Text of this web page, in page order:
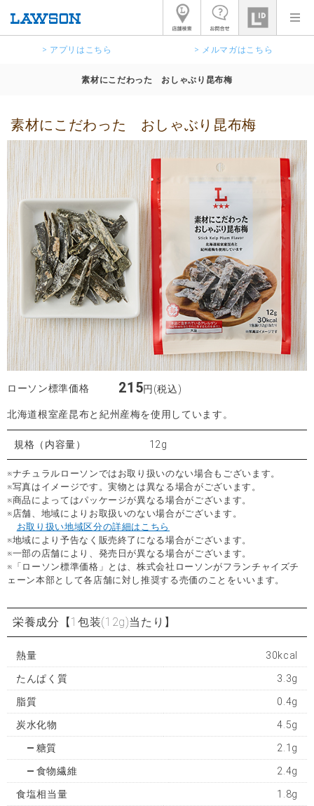
> アプリはこちら > メルマガはこちら
素材にこだわった おしゃぶり昆布梅
素材にこだわった おしゃぶり昆布梅
ローソン標準価格 215円(税込)
北海道根室産昆布と紀州産梅を使用しています。
規格（内容量） 12g
※ナチュラルローソンではお取り扱いのない場合もございます。
※写真はイメージです。実物とは異なる場合がございます。
※商品によってはパッケージが異なる場合がございます。
※店舗、地域によりお取扱いのない場合がございます。
お取り扱い地域区分の詳細はこちら
※地域により予告なく販売終了になる場合がございます。
※一部の店舗により、発売日が異なる場合がございます。
※「ローソン標準価格」とは、株式会社ローソンがフランチャイズチ
ェーン本部として各店舗に対し推奨する売価のことをいいます。
栄養成分 【1包装(12g)当たり】
熱量 30kcal
たんぱく質 3.3g
脂質 0.4g
炭水化物 4.5g
糖質 2.1g
食物繊維 2.4g
食塩相当量 1.8g